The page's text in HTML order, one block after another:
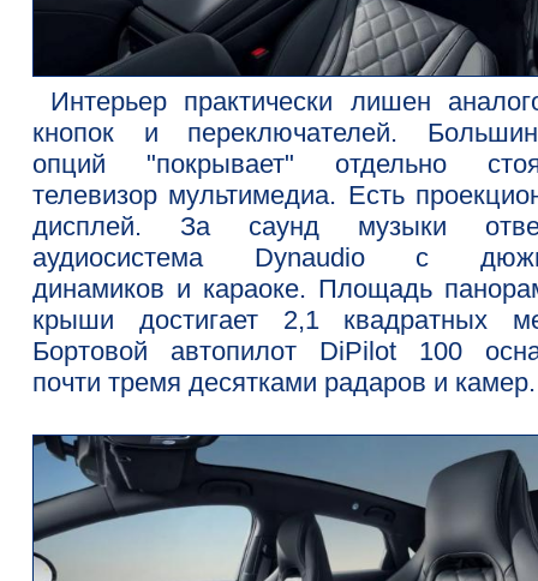
Интерьер практически лишен
кнопок и переключателей.
опций "покрывает" отдельно
телевизор мультимедиа. Есть
дисплей. За саунд музыки
аудиосистема Dynaudio с
динамиков и караоке. Площадь
крыши достигает 2,1 квадратных
Бортовой автопилот DiPilot 100
почти тремя десятками радаров и камер.